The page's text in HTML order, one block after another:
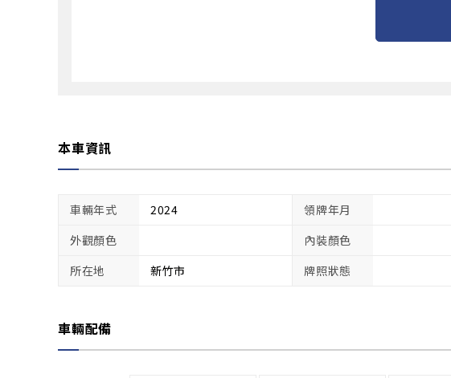
本車資訊
車輛年式 2024
領牌年月
外觀顏色
內裝顏色
所在地
新竹市 牌照狀態
車輛配備